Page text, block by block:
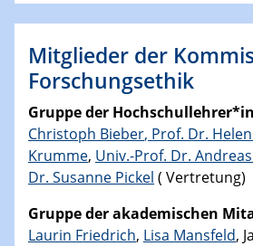
Mitglieder der
Forschungsethik
Gruppe der
Christoph Bieber, Prof. Dr.
Krumme, Univ.-Prof. Dr.
Dr. Susanne Pickel ( Vertretung)
Gruppe der akademischen
Laurin Friedrich, Lisa Mansfeld,